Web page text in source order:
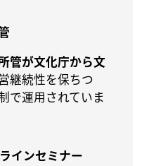
管が文化庁から文
継続性を保ちつ
で運用されていま
インセミナー